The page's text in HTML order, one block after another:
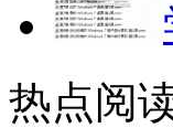
热点阅